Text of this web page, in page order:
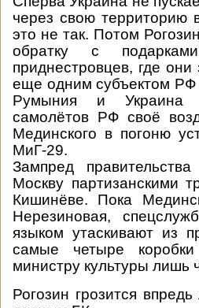
через свою территорию
это не так. Потом
обратку с
приднестровцев, где
еще одним субъектом РФ
Румыния и Украина
самолётов РФ своё
Мединского в погоню
МиГ-29.
Зампред
Москву партизанскими
Кишинёве. Пока
Нерезиновая,
языком утаскивают из
самые четыре коробки
министру культуры лишь
Рогозин грозится